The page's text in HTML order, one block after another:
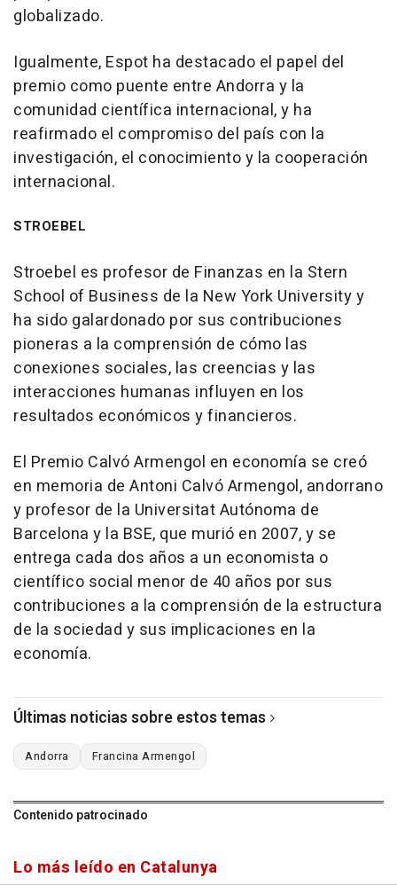
globalizado.
Igualmente, Espot ha destacado el papel del
premio como puente entre Andorra y la
comunidad científica internacional, y ha
reafirmado el compromiso del país con la
investigación, el conocimiento y la cooperación
internacional.
STROEBEL
Stroebel es profesor de Finanzas en la Stern
School of Business de la New York University y
ha sido galardonado por sus contribuciones
pioneras a la comprensión de cómo las
conexiones sociales, las creencias y las
interacciones humanas influyen en los
resultados económicos y financieros.
El Premio Calvó Armengol en economía se creó
en memoria de Antoni Calvó Armengol, andorrano
y profesor de la Universitat Autónoma de
Barcelona y la BSE, que murió en 2007, y se
entrega cada dos años a un economista o
científico social menor de 40 años por sus
contribuciones a la comprensión de la estructura
de la sociedad y sus implicaciones en la
economía.
Últimas noticias sobre estos temas
Andorra Francina Armengol
Contenido patrocinado
Lo más leído en Catalunya